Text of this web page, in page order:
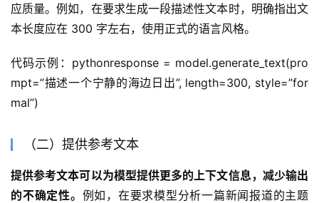
应质量。例如，在要求生成一段描述性文本时，明确指出文
本长度应在 300 字左右，使用正式的语言风格。
代码示例：pythonresponse = model.generate_text(pro
mpt=”描述一个宁静的海边日出”, length=300, style=”for
mal”)
（二）提供参考文本
提供参考文本可以为模型提供更多的上下文信息，减少输出
的不确定性。 例如，在要求模型分析一篇新闻报道的主题